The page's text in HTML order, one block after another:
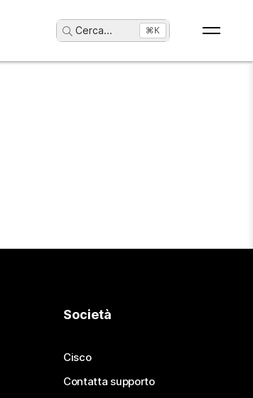
Cerca... ⌘K
Società
Cisco
Contatta supporto